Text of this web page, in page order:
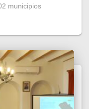
municipios